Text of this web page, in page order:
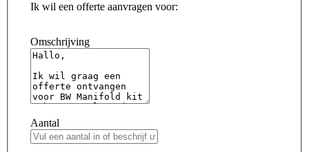
Ik wil een offerte aanvragen voor:
Omschrijving
Aantal